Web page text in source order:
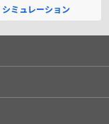
シミュレーション